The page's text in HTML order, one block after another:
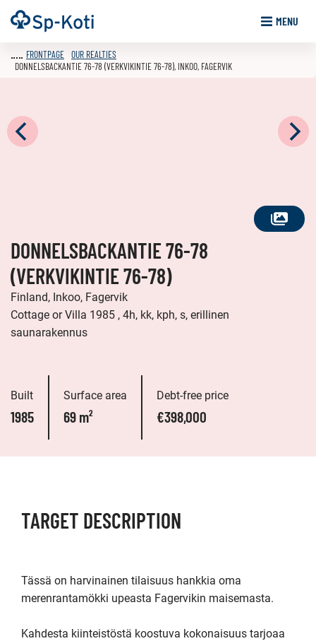
Go
to
Frontpage MENU
SEE
FRONTPAGE OUR REALTIES
DONNELSBACKANTIE 76-78 (VERKVIKINTIE 76-78), INKOO, FAGERVIK
DONNELSBACKANTIE 76-78
(VERKVIKINTIE 76-78)
Finland, Inkoo, Fagervik
Cottage or Villa 1985 , 4h, kk, kph, s, erillinen
saunarakennus
Built
1985
Surface area
69 m²
Debt-free price
€398,000
TARGET DESCRIPTION
Tässä on harvinainen tilaisuus hankkia oma
merenrantamökki upeasta Fagervikin maisemasta.
Kahdesta kiinteistöstä koostuva kokonaisuus tarjoaa